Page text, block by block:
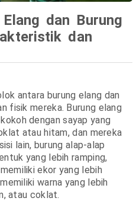
dan Burung
dan
antara burung elang dan
fisik mereka. Burung elang
dengan sayap yang
atau hitam, dan mereka
lain, burung alap-alap
yang lebih ramping,
ekor yang lebih
warna yang lebih
atau coklat.